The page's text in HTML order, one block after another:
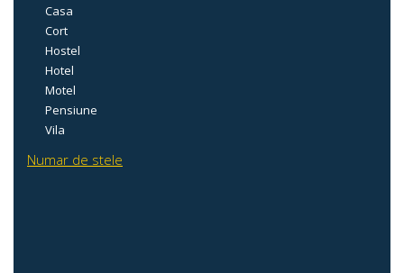
Casa
Cort
Hostel
Hotel
Motel
Pensiune
Vila
Numar de stele